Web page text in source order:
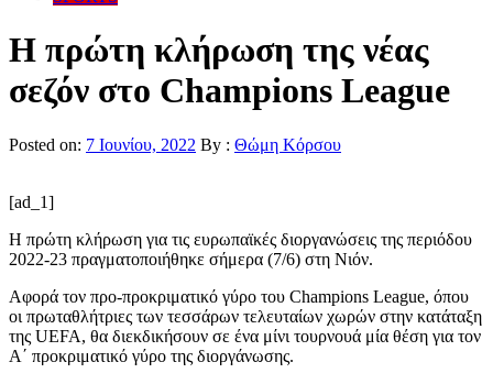
Η πρώτη κλήρωση της νέας
σεζόν στο Champions League
Posted on: 7 Ιουνίου, 2022 By : Θώμη Κόρσου
[ad_1]
Η πρώτη κλήρωση για τις ευρωπαϊκές διοργανώσεις της περιόδου
2022-23 πραγματοποιήθηκε σήμερα (7/6) στη Νιόν.
Αφορά τον προ-προκριματικό γύρο του Champions League, όπου
οι πρωταθλήτριες των τεσσάρων τελευταίων χωρών στην κατάταξη
της UEFA, θα διεκδικήσουν σε ένα μίνι τουρνουά μία θέση για τον
Α΄ προκριματικό γύρο της διοργάνωσης.